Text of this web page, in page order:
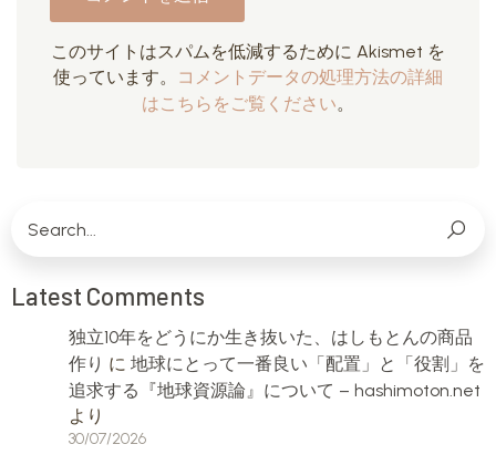
このサイトはスパムを低減するために Akismet を
使っています。
コメントデータの処理方法の詳細
はこちらをご覧ください。
Latest Comments
独立10年をどうにか生き抜いた、はしもとんの商品
作り に 地球にとって一番良い「配置」と「役割」を
追求する『地球資源論』について – hashimoton.net
より
30/07/2026